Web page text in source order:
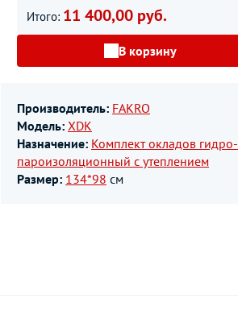
Итого: 11 400,00 руб.
В корзину
Производитель: FAKRO
Модель: XDK
Назначение: Комплект окладов гидро-
пароизоляционный c утеплением
Размер: 134*98 см